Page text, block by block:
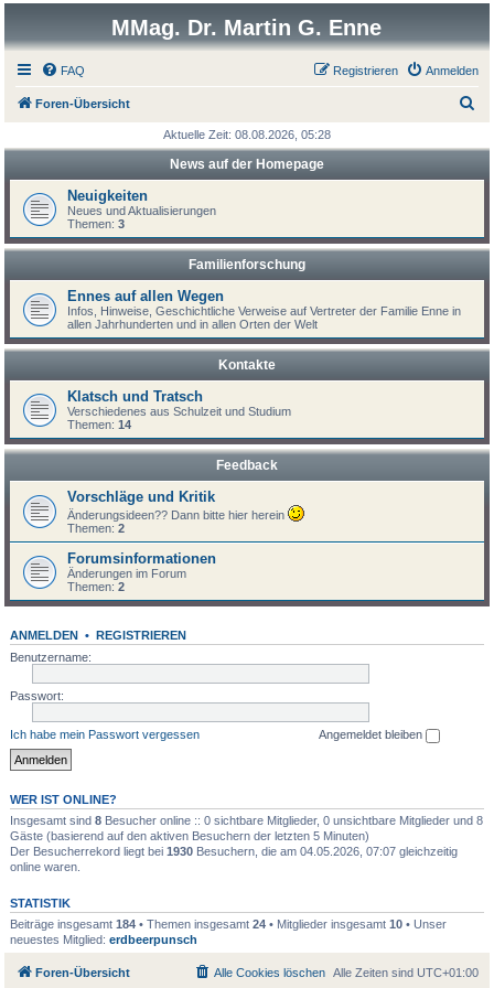
MMag. Dr. Martin G. Enne
FAQ Anmelden
Registrieren
Foren-Übersicht
c
h
Aktuelle Zeit: 08.08.2026, 05:28
News auf der Homepage
Neuigkeiten
Neues und Aktualisierungen
Themen:3
Familienforschung
Ennes auf allen Wegen
Infos, Hinweise, Geschichtliche Verweise auf Vertreter der Familie Enne in
allen Jahrhunderten und in allen Orten der Welt
Kontakte
Klatsch und Tratsch
Verschiedenes aus Schulzeit und Studium
Themen:14
Feedback
Vorschläge und Kritik
Änderungsideen?? Dann bitte hier herein
Themen:2
Forumsinformationen
Änderungen im Forum
Themen:2
ANMELDEN •REGISTRIEREN
Benutzername:
Passwort:
Ich habe mein Passwort vergessen Angemeldet bleiben
WER IST ONLINE?
Insgesamt sind8 Besucher online :: 0 sichtbare Mitglieder, 0 unsichtbare Mitglieder und 8
Gäste (basierend auf den aktiven Besuchern der letzten 5 Minuten)
Der Besucherrekord liegt bei1930 Besuchern, die am 04.05.2026, 07:07 gleichzeitig
online waren.
STATISTIK
Beiträge insgesamt184 • Themen insgesamt24 • Mitglieder insgesamt10 • Unser
neuestes Mitglied:erdbeerpunsch
Foren-Übersicht Alle Zeiten sind UTC+01:00
Alle Cookies löschen